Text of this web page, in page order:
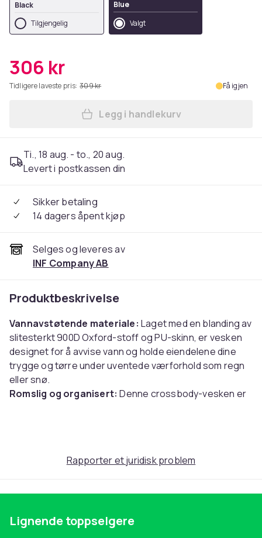
Black
Tilgjengelig
Blue
Valgt
306 kr
Tidligere laveste pris: 309 kr Få igjen
Legg Crossbody-veske
Legg i handlekurv
Ti., 18 aug. - to., 20 aug.
Levert i postkassen din
Sikker betaling
14 dagers åpent kjøp
Selges og leveres av
INF Company AB
Produktbeskrivelse
Vannavstøtende materiale: Laget med en blanding av
slitesterkt 900D Oxford-stoff og PU-skinn, er vesken
designet for å avvise vann og holde eiendelene dine
trygge og tørre under uventede værforhold som regn
eller snø.
Romslig og organisert: Denne crossbody-vesken er
estetikken gjør vesken perfekt for en rekke
eller løpe ærend, utfyller det din aktive livsstil.
Spesifikasjoner:
Rapporter et juridisk problem
Lignende toppselgere